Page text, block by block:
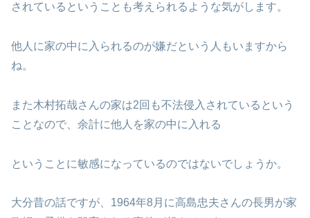
されているということも考えられるような気がします。
他人に家の中に入られるのが嫌だという人もいますから
ね。
また木村拓哉さんの家は2回も不法侵入されているという
ことなので、余計に他人を家の中に入れる
ということに敏感になっているのではないでしょうか。
大分昔の話ですが、1964年8月に高島忠夫さんの長男が家